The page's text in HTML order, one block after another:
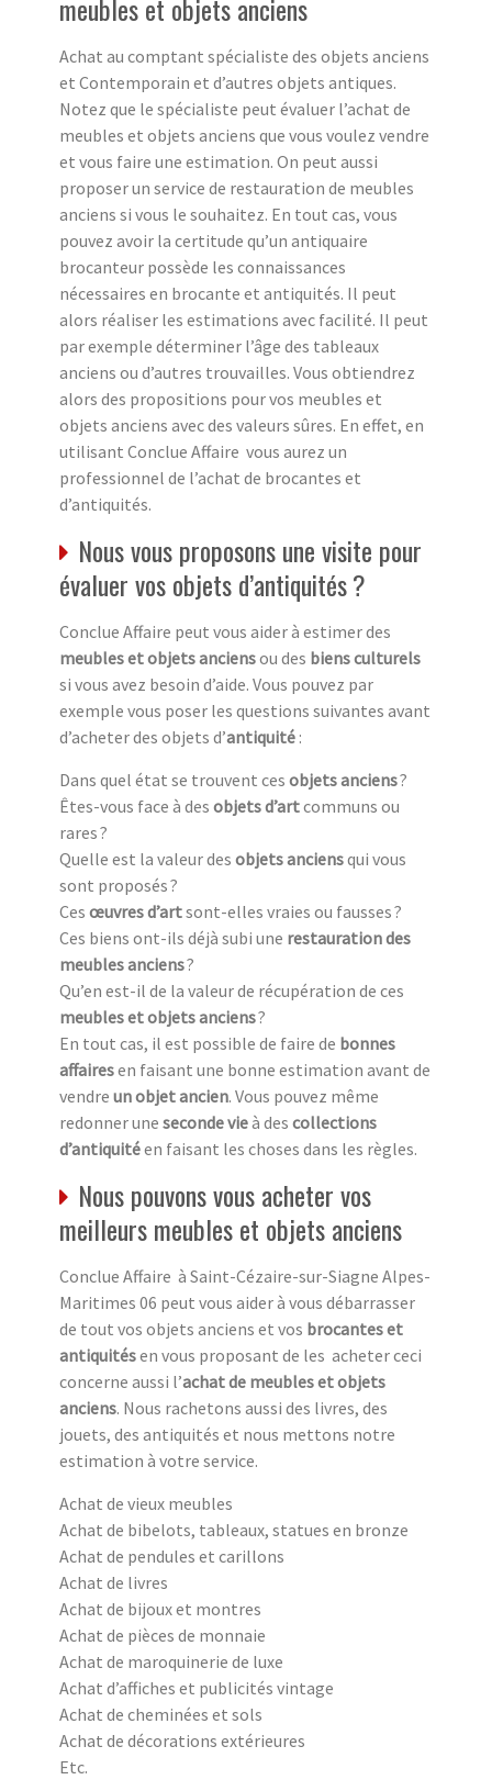
meubles et objets anciens
Achat au comptant spécialiste des objets anciens
et Contemporain et d’autres objets antiques.
Notez que le spécialiste peut évaluer l’achat de
meubles et objets anciens que vous voulez vendre
et vous faire une estimation. On peut aussi
proposer un service de restauration de meubles
anciens si vous le souhaitez. En tout cas, vous
pouvez avoir la certitude qu’un antiquaire
brocanteur possède les connaissances
nécessaires en brocante et antiquités. Il peut
alors réaliser les estimations avec facilité. Il peut
par exemple déterminer l’âge des tableaux
anciens ou d’autres trouvailles. Vous obtiendrez
alors des propositions pour vos meubles et
objets anciens avec des valeurs sûres. En effet, en
utilisant Conclue Affaire vous aurez un
professionnel de l’achat de brocantes et
d’antiquités.
Nous vous proposons une visite pour
évaluer vos objets d’antiquités ?
Conclue Affaire peut vous aider à estimer des
meubles et objets anciensou des biens culturels
si vous avez besoin d’aide. Vous pouvez par
exemple vous poser les questions suivantes avant
d’acheter des objets d’antiquité :
Dans quel état se trouvent ces objets anciens?
Êtes-vous face à des objets d’artcommuns ou
rares ?
Quelle est la valeur des objets anciensqui vous
sont proposés ?
Ces œuvres d’artsont-elles vraies ou fausses ?
Ces biens ont-ils déjà subi une restauration des
meubles anciens?
Qu’en est-il de la valeur de récupération de ces
meubles et objets anciens?
En tout cas, il est possible de faire de bonnes
affairesen faisant une bonne estimation avant de
vendre un objet ancien. Vous pouvez même
redonner une seconde vieà des collections
d’antiquitéen faisant les choses dans les règles.
Nous pouvons vous acheter vos
meilleurs meubles et objets anciens
Conclue Affaire à Saint-Cézaire-sur-Siagne Alpes-
Maritimes 06 peut vous aider à vous débarrasser
de tout vos objets anciens et vos brocantes et
antiquitésen vous proposant de les acheter ceci
concerne aussi l’achat de meubles et objets
anciens. Nous rachetons aussi des livres, des
jouets, des antiquités et nous mettons notre
estimation à votre service.
Achat de vieux meubles
Achat de bibelots, tableaux, statues en bronze
Achat de pendules et carillons
Achat de livres
Achat de bijoux et montres
Achat de pièces de monnaie
Achat de maroquinerie de luxe
Achat d’affiches et publicités vintage
Achat de cheminées et sols
Achat de décorations extérieures
Etc.